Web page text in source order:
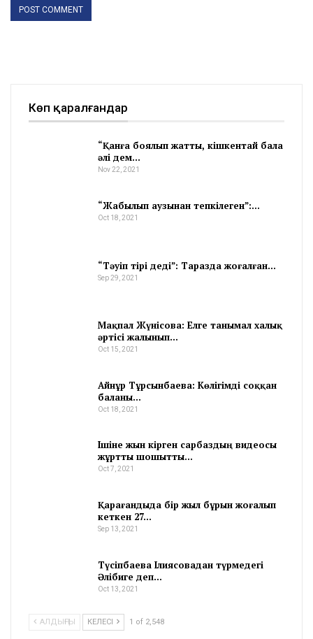
Көп қаралғандар
“Қанға боялып жатты, кішкентай бала
әлі дем…
Nov 22, 2021
“Жабылып аузынан тепкілеген”:…
Oct 18, 2021
“Тәуіп тірі деді”: Таразда жоғалған…
Sep 29, 2021
Мақпал Жүнісова: Елге танымал халық
әртісі жалынып…
Oct 15, 2021
Айнұр Тұрсынбаева: Көлігімді соққан
баланы…
Oct 18, 2021
Ішіне жын кірген сарбаздың видеосы
жұртты шошытты…
Oct 7, 2021
Қарағандыда бір жыл бұрын жоғалып
кеткен 27…
Sep 13, 2021
Түсіпбаева Ілиясовадан түрмедегі
Әлібиге деп…
Oct 13, 2021
АЛДЫҢҒЫ КЕЛЕСІ 1 of 2,548